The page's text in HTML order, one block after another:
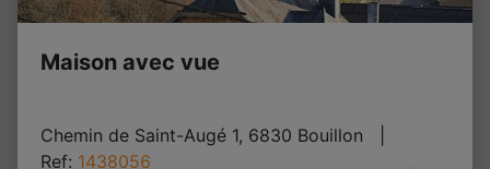
Maison avec vue
Chemin de Saint-Augé 1, 6830 Bouillon
Ref: 1438056